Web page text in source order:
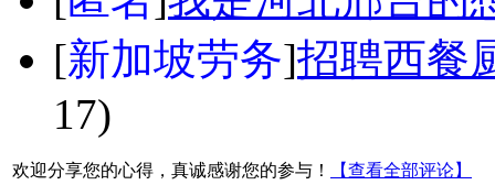
[新加坡劳务]招聘西餐
17)
欢迎分享您的心得，真诚感谢您的参与！
【查看全部评论】